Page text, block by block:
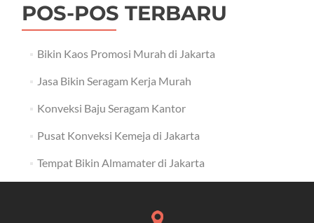
POS-POS TERBARU
Bikin Kaos Promosi Murah di Jakarta
Jasa Bikin Seragam Kerja Murah
Konveksi Baju Seragam Kantor
Pusat Konveksi Kemeja di Jakarta
Tempat Bikin Almamater di Jakarta